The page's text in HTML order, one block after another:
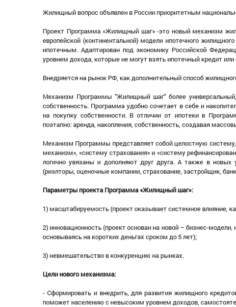
Жилищный вопрос объявлен в России приоритетным
Проект Программа «Жилищный шаг» -это новый механизм
европейской (континентальной) модели ипотечного
ипотечным. Адаптирован под экономику Российской
уровнем дохода, которые не могут взять ипотечный кредит
Внедряется на рынок РФ, как дополнительный способ
Механизм Программы "Жилищный шаг" более
собственность. Программа удобно сочетает в себе и
на покупку собственности. В отличии от ипотеки в
поэтапно: аренда, накопления, собственность, создавая
Механизм Программы представляет собой целостную
механизм», «систему страхования» и «систему
логично увязаны и дополняют друг друга. А также в новых
(риэлторы, оценочные компании, страхование, застройщик,
Параметры проекта Программа «Жилищный шаг»:
1) масштабируемость (проект оказывает системное влияние,
2) инновационность (проект основан на новой – бизнес-
основываясь на коротких деньгах сроком до 5 лет);
3) невмешательство в конкуренцию на рынках.
Цели нового механизма:
- Сформировать и внедрить, для развития жилищного
поможет населению с невысоким уровнем доходов,